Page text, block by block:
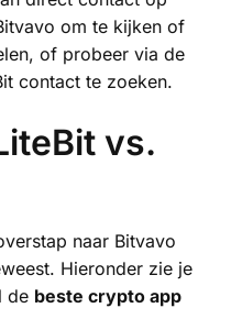
om te kijken of
of probeer via de
contact te zoeken.
vs.
naar Bitvavo
Hieronder zie je
de beste crypto app